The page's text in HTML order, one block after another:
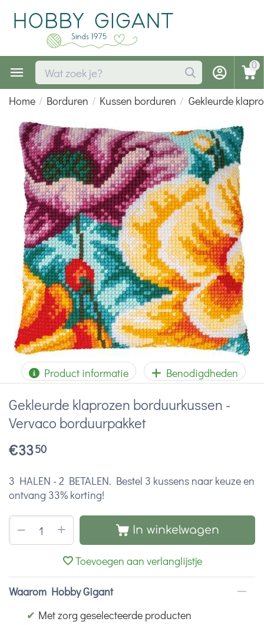
0
Home / Borduren / Kussen borduren / Gekleurde
Product informatie Benodigdheden
Gekleurde klaprozen borduurkussen -
Vervaco borduurpakket
€3350
3 HALEN - 2 BETALEN. Bestel 3 kussens naar keuze en
ontvang 33% korting!
+
− In winkelwagen
Toevoegen aan verlanglijstje
Waarom Hobby Gigant
✔ Met zorg geselecteerde producten